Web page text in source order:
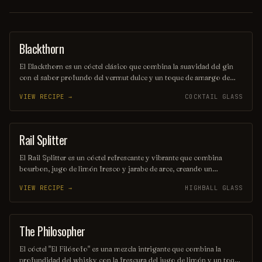
ORDINARY DRINK
Blackthorn
El Blackthorn es un cóctel clásico que combina la suavidad del gin
con el sabor profundo del vermut dulce y un toque de amargo de
equilibrado, lo convierten en una opción perfecta para quienes
buscan una bebida elegante y sofisticada. Ideal para disfrutar en una
noche especial o como aperitivo antes de una cena.
VIEW RECIPE → COCKTAIL GLASS
COCKTAIL
Rail Splitter
El Rail Splitter es un cóctel refrescante y vibrante que combina
bourbon, jugo de limón fresco y jarabe de arce, creando un
rodaja de limón y una ramita de menta, este trago es ideal para
disfrutar en una tarde soleada. Su nombre rinde homenaje al famoso
presidente estadounidense Abraham Lincoln, conocido como el
"Rail Splitter".
VIEW RECIPE → HIGHBALL GLASS
COCKTAIL
The Philosopher
El cóctel "El Filósofo" es una mezcla intrigante que combina la
profundidad del whisky con la frescura del jugo de limón y un toque